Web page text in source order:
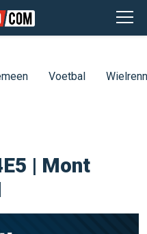
Voetbal
| Mont